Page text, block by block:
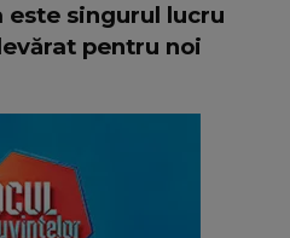
singurul lucru
pentru noi